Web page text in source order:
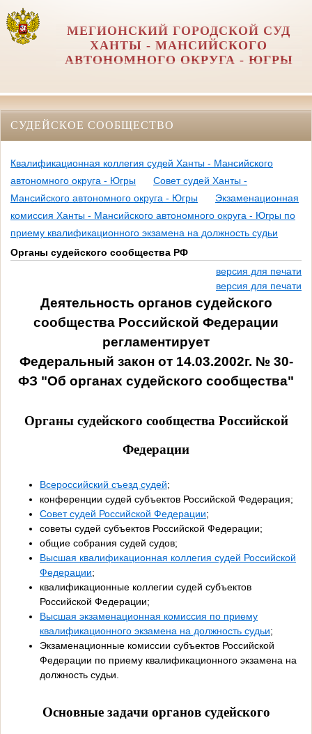
МЕГИОНСКИЙ ГОРОДСКОЙ СУД
ХАНТЫ - МАНСИЙСКОГО
АВТОНОМНОГО ОКРУГА - ЮГРЫ
СУДЕЙСКОЕ СООБЩЕСТВО
Квалификационная коллегия судей Ханты - Мансийского
автономного округа - Югры
Совет судей Ханты -
Мансийского автономного округа - Югры
Экзаменационная
комиссия Ханты - Мансийского автономного округа - Югры по
приему квалификационного экзамена на должность судьи
Органы судейского сообщества РФ
версия для печати
версия для печати
Деятельность органов судейского
сообщества Российской Федерации
регламентирует
Федеральный закон от 14.03.2002г. № 30-
ФЗ "Об органах судейского сообщества"
Органы судейского сообщества Российской
Федерации
Всероссийский съезд судей;
конференции судей субъектов Российской Федерация;
Совет судей Российской Федерации;
советы судей субъектов Российской Федерации;
общие собрания судей судов;
Высшая квалификационная коллегия судей Российской
Федерации;
квалификационные коллегии судей субъектов
Российской Федерации;
Высшая экзаменационная комиссия по приему
квалификационного экзамена на должность судьи;
Экзаменационные комиссии субъектов Российской
Федерации по приему квалификационного экзамена на
должность судьи.
Основные задачи органов судейского